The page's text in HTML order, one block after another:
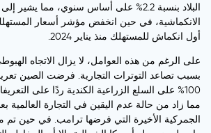
البلاد بنسبة 2.2% على أساس سنوي، مما
أول انكماش للمستهلك منذ يناير 2024.
على الرغم من هذه العوامل، لا يزال الاتجاه
بسبب تصاعد التوترات التجارية. فرضت الصين
100% على السلع الزراعية الكندية ردًا على
مما زاد من حالة عدم اليقين في التجارة العالمية
الجمركية الأخيرة التي فرضها ترامب. في حين تم